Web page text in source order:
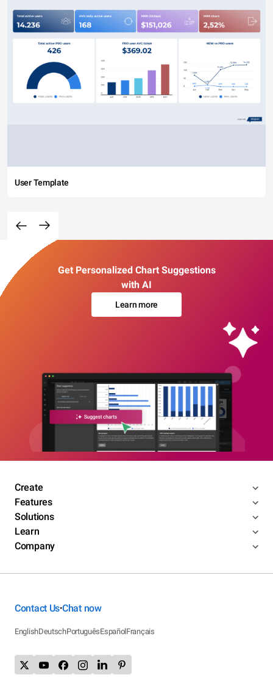
User Template
Get Personalized Chart Suggestions
with AI
Learn more
Create
Features
Solutions
Learn
Company
Contact Us•Chat now
EnglishDeutschPortuguêsEspañolFrançais